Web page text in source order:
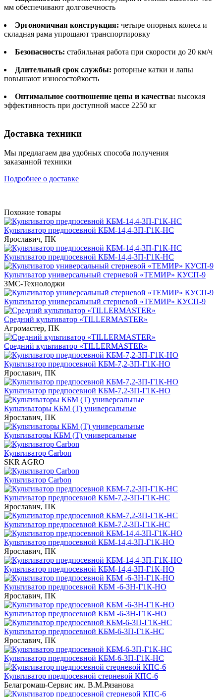
мм обеспечивают долговечность
Эргономичная конструкция: четыре опорных колеса и
складная рама упрощают транспортировку
Безопасность: стабильная работа при скорости до 20 км/ч
Длительный срок службы: роторные катки и лапы
повышают износостойкость
Оптимальное соотношение цены и качества: высокая
эффективность при доступной массе 2250 кг
Доставка техники
Мы предлагаем два удобных способа получения
заказанной техники
Подробнее о доставке
Похожие товары
Культиватор предпосевной КБМ-14,4-3П-Г1К-НС
Ярославич, ПК
Культиватор предпосевной КБМ-14,4-3П-Г1К-НС
Культиватор универсальный стерневой «ТЕМИР» КУСП-9
ЗМС-Технолоджи
Культиватор универсальный стерневой «ТЕМИР» КУСП-9
Средний культиватор «TILLERMASTER»
Агромастер, ПК
Средний культиватор «TILLERMASTER»
Культиватор предпосевной КБМ-7,2-3П-Г1К-НО
Ярославич, ПК
Культиватор предпосевной КБМ-7,2-3П-Г1К-НО
Культиваторы КБМ (Т) универсальные
Ярославич, ПК
Культиваторы КБМ (Т) универсальные
Культиватор Carbon
SKR AGRO
Культиватор Carbon
Культиватор предпосевной КБМ-7,2-3П-Г1К-НС
Ярославич, ПК
Культиватор предпосевной КБМ-7,2-3П-Г1К-НС
Культиватор предпосевной КБМ-14,4-3П-Г1К-НО
Ярославич, ПК
Культиватор предпосевной КБМ-14,4-3П-Г1К-НО
Культиватор предпосевной КБМ -6-3Н-Г1К-НО
Ярославич, ПК
Культиватор предпосевной КБМ -6-3Н-Г1К-НО
Культиватор предпосевной КБМ-6-3П-Г1К-НС
Ярославич, ПК
Культиватор предпосевной КБМ-6-3П-Г1К-НС
Культиватор предпосевной стерневой КПС-6
Белагромаш-Сервис им. В.М.Рязанова